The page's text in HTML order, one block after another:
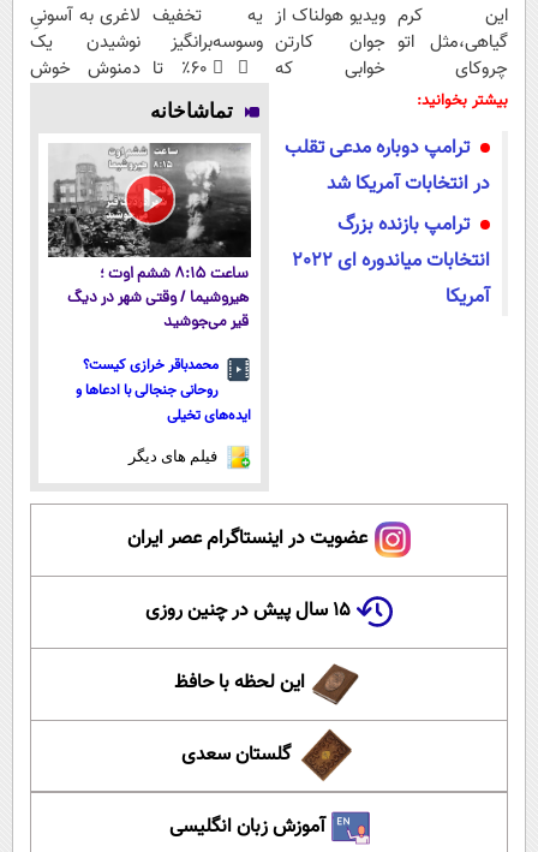
این کرم
گیاهی،مثل اتو
چروکای
پوستتوصاف
ویدیو هولناک از
جوان کارتن
خوابی که
یه تخفیف
وسوسه‌برانگیز
👈🏻 60٪ تا
امشب! با
چربیسوز گیاهی
آسون لاغر شو
لاغری به آسونیِ
نوشیدن یک
دمنوش خوش
بیشتر بخوانید:
ترامپ دوباره مدعی تقلب
در انتخابات آمریکا شد
ترامپ بازنده بزرگ
انتخابات میاندوره ای 2022
آمریکا
تماشاخانه
ساعت ۸:۱۵ ششم اوت ؛
هیروشیما / وقتی شهر در دیگ
قیر می‌جوشید
محمدباقر خرازی کیست؟
روحانی جنجالی با ادعاها و
ایده‌های تخیلی
فیلم های دیگر
عضویت در اینستاگرام عصر ایران
۱۵ سال پیش در چنین روزی
این لحظه با حافظ
گلستان سعدی
آموزش زبان انگلیسی